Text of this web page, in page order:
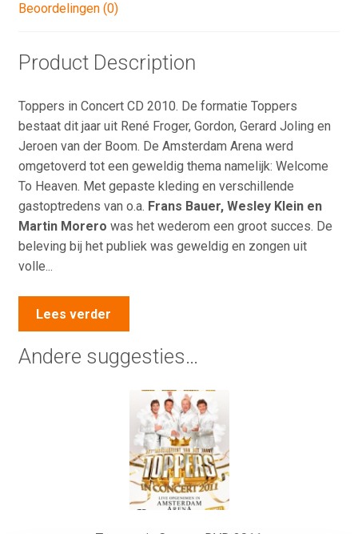
Beoordelingen (0)
Product Description
Toppers in Concert CD 2010. De formatie Toppers
bestaat dit jaar uit René Froger, Gordon, Gerard Joling en
Jeroen van der Boom. De Amsterdam Arena werd
omgetoverd tot een geweldig thema namelijk: Welcome
To Heaven. Met gepaste kleding en verschillende
gastoptredens van o.a. Frans Bauer, Wesley Klein en
Martin Morero was het wederom een groot succes. De
beleving bij het publiek was geweldig en zongen uit
volle...
Lees verder
Andere suggesties…